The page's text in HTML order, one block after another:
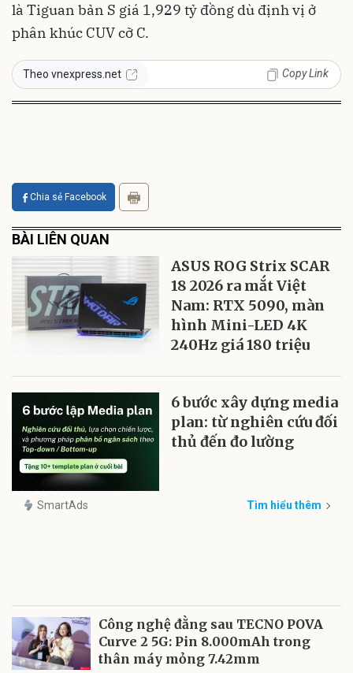
là Tiguan bản S giá 1,929 tỷ đồng dù định vị ở
phân khúc CUV cỡ C.
Theo vnexpress.net Copy Link
Chia sẻ Facebook
BÀI LIÊN QUAN
ASUS ROG Strix SCAR
18 2026 ra mắt Việt
Nam: RTX 5090, màn
hình Mini-LED 4K
240Hz giá 180 triệu
6 bước xây dựng media
plan: từ nghiên cứu đối
thủ đến đo lường
SmartAds Tìm hiểu thêm
Công nghệ đằng sau TECNO POVA
Curve 2 5G: Pin 8.000mAh trong
thân máy mỏng 7.42mm